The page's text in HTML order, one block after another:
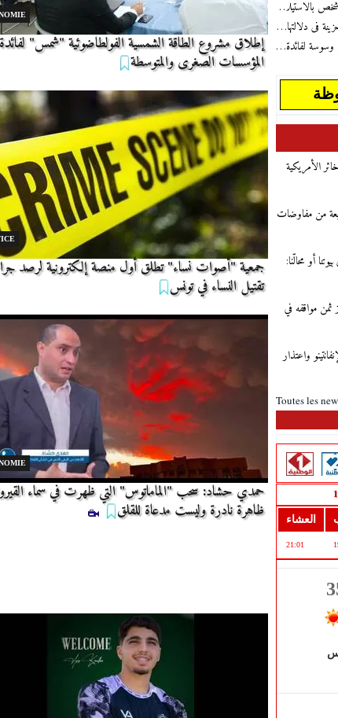
إطلاق مشروع الطاقة الشمسية الفولطاضوئية "شمس" لفائدة
المؤسسات الصغرى والمتوسطة
جمعية "أصوات نساء" تطلق أول منصة إلكترونية لرصد
تقتيل النساء في تونس
حمدي حشاد: سحب "الماماتوس" التي ظهرت في سماء
ظاهرة نادرة وليست مدعاة للقلق
على أموالها
في شكلها ولغتها
ومتوسطي الدخل
الأمريكية
من مفاوضات
أو محالّنا:
مواقفه في
واعتذار
Toutes les
العشاء
21:01